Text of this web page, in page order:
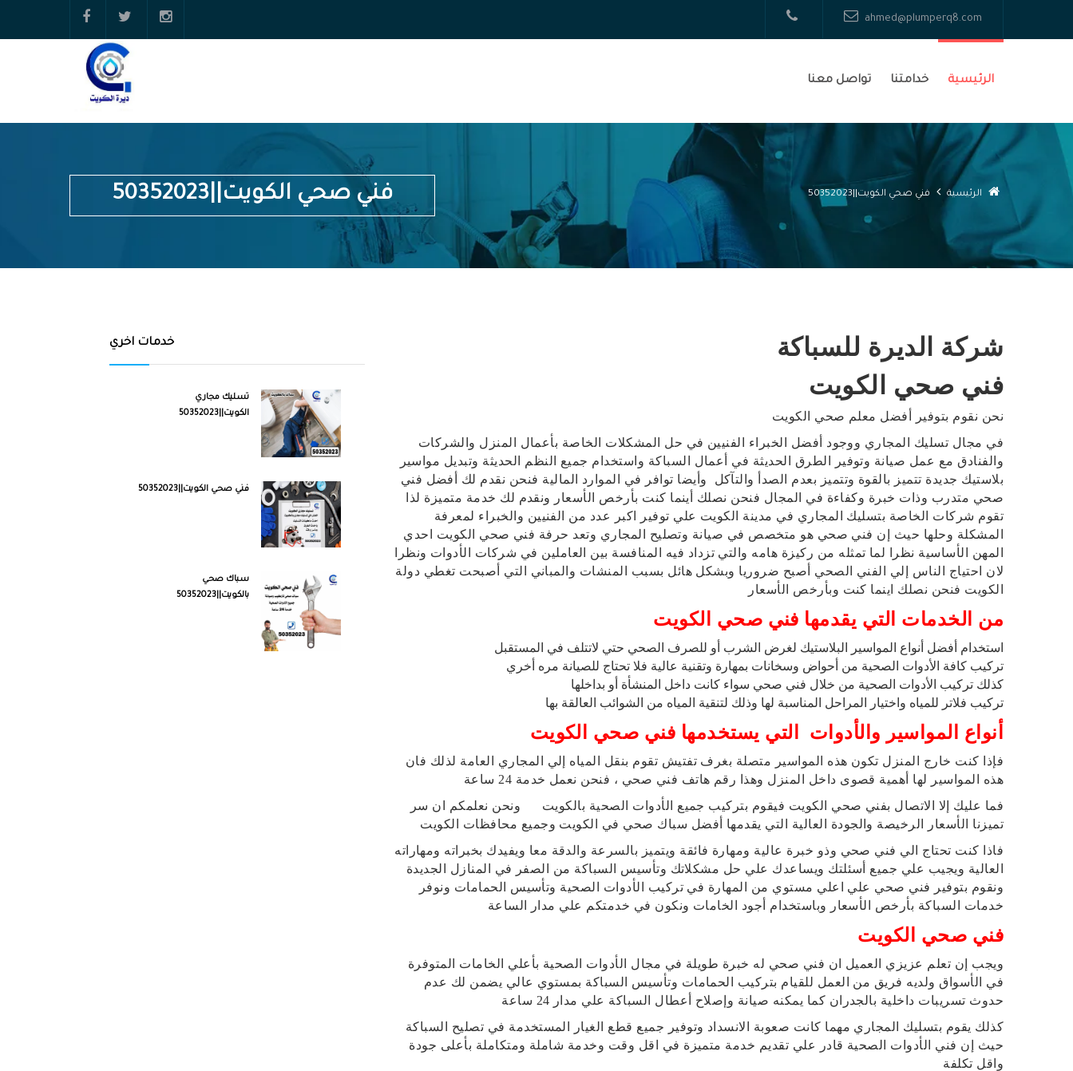
ahmed@plumperq8.com
الرئيسية خدامتنا تواصل معنا
فني صحي الكويت||50352023 الرئيسية فني صحي الكويت||50352023
خدمات اخري
تسليك مجاري
الكويت||50352023
فني صحي الكويت||50352023
سباك صحي
بالكويت||50352023
شركة الديرة للسباكة
فني صحي الكويت
نحن نقوم بتوفير أفضل معلم صحي الكويت
في مجال تسليك المجاري ووجود أفضل الخبراء الفنيين في حل المشكلات الخاصة بأعمال المنزل والشركات
والفنادق مع عمل صيانة وتوفير الطرق الحديثة في أعمال السباكة واستخدام جميع النظم الحديثة وتبديل مواسير
بلاستيك جديدة تتميز بالقوة وتتميز بعدم الصدأ والتآكل وأيضا توافر في الموارد المالية فنحن نقدم لك أفضل فني
صحي متدرب وذات خبرة وكفاءة في المجال فنحن نصلك أينما كنت بأرخص الأسعار ونقدم لك خدمة متميزة لذا
تقوم شركات الخاصة بتسليك المجاري في مدينة الكويت علي توفير اكبر عدد من الفنيين والخبراء لمعرفة
المشكلة وحلها حيث إن فني صحي هو متخصص في صيانة وتصليح المجاري وتعد حرفة فني صحي الكويت احدي
المهن الأساسية نظرا لما تمثله من ركيزة هامه والتي تزداد فيه المنافسة بين العاملين في شركات الأدوات ونظرا
لان احتياج الناس إلي الفني الصحي أصبح ضروريا وبشكل هائل بسبب المنشات والمباني التي أصبحت تغطي دولة
الكويت فنحن نصلك اينما كنت وبأرخص الأسعار
من الخدمات التي يقدمها فني صحي الكويت
استخدام أفضل أنواع المواسير البلاستيك لغرض الشرب أو للصرف الصحي حتي لاتتلف في المستقبل
تركيب كافة الأدوات الصحية من أحواض وسخانات بمهارة وتقنية عالية فلا تحتاج للصيانة مره أخري
كذلك تركيب الأدوات الصحية من خلال فني صحي سواء كانت داخل المنشأة أو بداخلها
تركيب فلاتر للمياه واختيار المراحل المناسبة لها وذلك لتنقية المياه من الشوائب العالقة بها
أنواع المواسير والأدوات التي يستخدمها فني صحي الكويت
فإذا كنت خارج المنزل تكون هذه المواسير متصلة بغرف تفتيش تقوم بنقل المياه إلي المجاري العامة لذلك فان
هذه المواسير لها أهمية قصوى داخل المنزل وهذا رقم هاتف فني صحي ، فنحن نعمل خدمة 24 ساعة
فما عليك إلا الاتصال بفني صحي الكويت فيقوم بتركيب جميع الأدوات الصحية بالكويت ونحن نعلمكم ان سر
تميزنا الأسعار الرخيصة والجودة العالية التي يقدمها أفضل سباك صحي في الكويت وجميع محافظات الكويت
فاذا كنت تحتاج الي فني صحي وذو خبرة عالية ومهارة فائقة ويتميز بالسرعة والدقة معا ويفيدك بخبراته ومهاراته
العالية ويجيب علي جميع أسئلتك ويساعدك علي حل مشكلاتك وتأسيس السباكة من الصفر في المنازل الجديدة
ونقوم بتوفير فني صحي علي اعلي مستوي من المهارة في تركيب الأدوات الصحية وتأسيس الحمامات ونوفر
خدمات السباكة بأرخص الأسعار وباستخدام أجود الخامات ونكون في خدمتكم علي مدار الساعة
فني صحي الكويت
ويجب إن تعلم عزيزي العميل ان فني صحي له خبرة طويلة في مجال الأدوات الصحية بأعلي الخامات المتوفرة
في الأسواق ولديه فريق من العمل للقيام بتركيب الحمامات وتأسيس السباكة بمستوي عالي يضمن لك عدم
حدوث تسريبات داخلية بالجدران كما يمكنه صيانة وإصلاح أعطال السباكة علي مدار 24 ساعة
كذلك يقوم بتسليك المجاري مهما كانت صعوبة الانسداد وتوفير جميع قطع الغيار المستخدمة في تصليح السباكة
حيث إن فني الأدوات الصحية قادر علي تقديم خدمة متميزة في اقل وقت وخدمة شاملة ومتكاملة بأعلى جودة
واقل تكلفة